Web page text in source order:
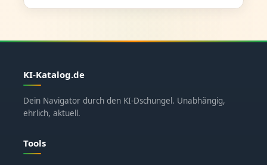
KI-Katalog.de
Dein Navigator durch den KI-Dschungel. Unabhängig,
ehrlich, aktuell.
Tools